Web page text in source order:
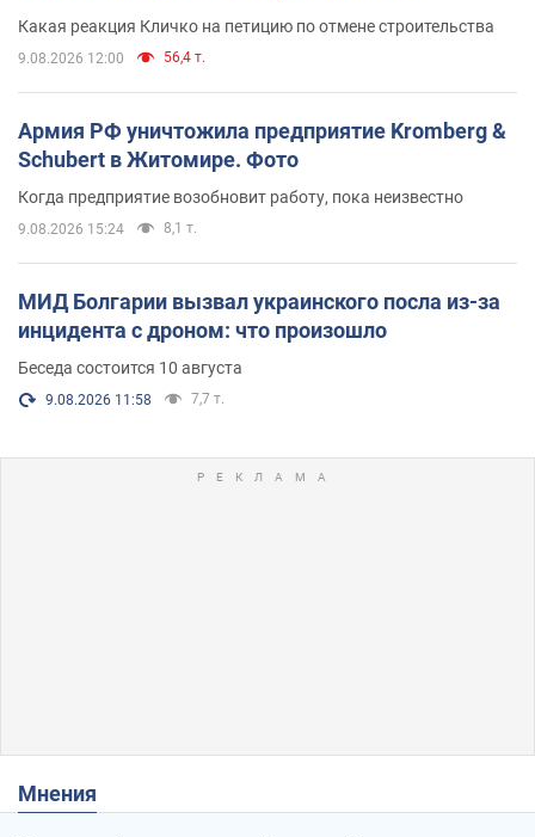
Какая реакция Кличко на петицию по отмене строительства
9.08.2026 12:00 56,4 т.
Армия РФ уничтожила предприятие Kromberg &
Schubert в Житомире. Фото
Когда предприятие возобновит работу, пока неизвестно
9.08.2026 15:24 8,1 т.
МИД Болгарии вызвал украинского посла из-за
инцидента с дроном: что произошло
Беседа состоится 10 августа
9.08.2026 11:58 7,7 т.
Мнения